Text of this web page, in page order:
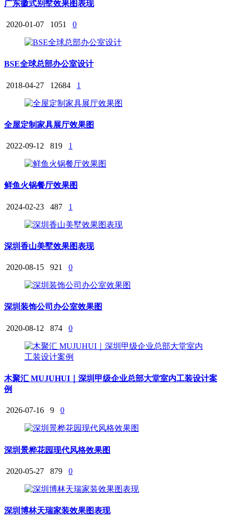
广东徽式别墅效果图表现
2020-01-07 1051 0
BSE全球总部办公室设计
2018-04-27 12684 1
全屋定制家具展厅效果图
2022-09-12 819 1
鲜鱼火锅餐厅效果图
2024-02-23 487 1
深圳香山美墅效果图表现
2020-08-15 921 0
深圳装饰公司办公室效果图
2020-08-12 874 0
木聚汇 MUJUHUI｜深圳甲级企业总部大堂室内工装设计案
例
2026-07-16 9 0
深圳景桦花园现代风格效果图
2020-05-27 879 0
深圳博林天瑞家装效果图表现